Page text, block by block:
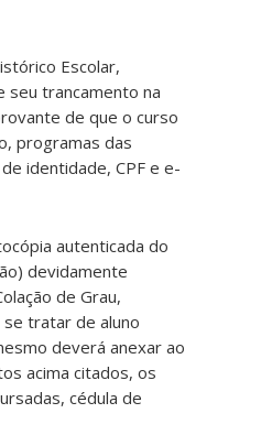
Escolar,
seu trancamento na
de que o curso
programas das
identidade, CPF e e-
autenticada do
devidamente
de Grau,
tratar de aluno
deverá anexar ao
acima citados, os
cédula de